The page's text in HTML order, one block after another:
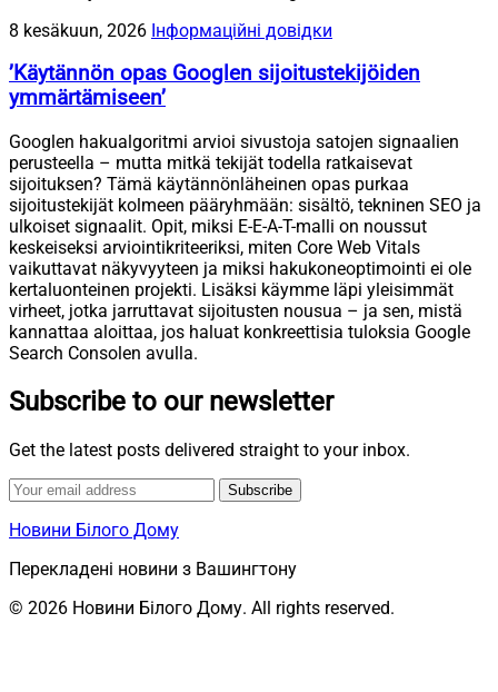
8 kesäkuun, 2026 Інформаційні довідки
’Käytännön opas Googlen sijoitustekijöiden
ymmärtämiseen’
Googlen hakualgoritmi arvioi sivustoja satojen signaalien
perusteella – mutta mitkä tekijät todella ratkaisevat
sijoituksen? Tämä käytännönläheinen opas purkaa
sijoitustekijät kolmeen pääryhmään: sisältö, tekninen SEO ja
ulkoiset signaalit. Opit, miksi E-E-A-T-malli on noussut
keskeiseksi arviointikriteeriksi, miten Core Web Vitals
vaikuttavat näkyvyyteen ja miksi hakukoneoptimointi ei ole
kertaluonteinen projekti. Lisäksi käymme läpi yleisimmät
virheet, jotka jarruttavat sijoitusten nousua – ja sen, mistä
kannattaa aloittaa, jos haluat konkreettisia tuloksia Google
Search Consolen avulla.
Subscribe to our newsletter
Get the latest posts delivered straight to your inbox.
Subscribe
Новини Білого Дому
Перекладені новини з Вашингтону
© 2026 Новини Білого Дому. All rights reserved.